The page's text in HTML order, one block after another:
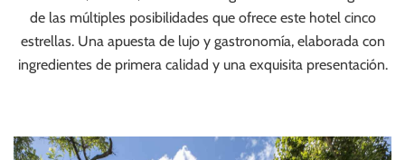
de las múltiples posibilidades que ofrece este hotel cinco
estrellas. Una apuesta de lujo y gastronomía, elaborada con
ingredientes de primera calidad y una exquisita presentación.